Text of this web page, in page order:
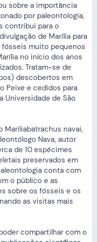
sobre a importância
por paleontologia,
contribui para o
de Marília para
fósseis muito pequenos
no início dos anos
Tratam-se de
descobertos em
Peixe e cedidos para
Universidade de São
Mariliabatrachus navai,
Nava, autor
de 10 espécimes
preservados em
conta com
o público e as
sobre os fósseis e os
as visitas mais
compartilhar com o